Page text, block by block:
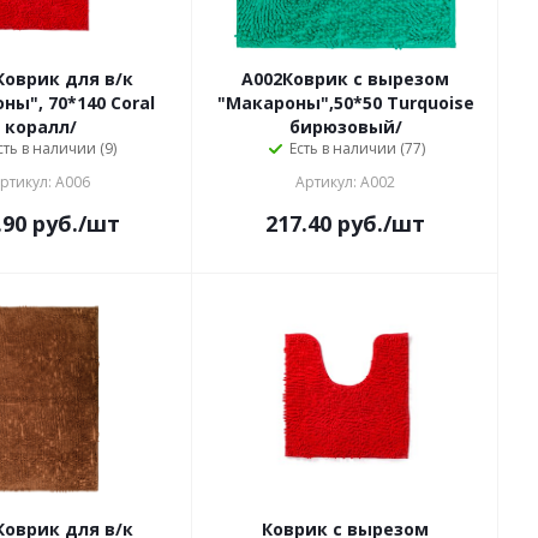
для в/к
70*140 Coral
коралл/
в наличии (9)
A006
руб./шт
A002Коврик с вырезом
"Макароны",50*50 Turquoise
бирюзовый/
Есть в наличии (77)
Артикул: A002
217.40 руб./шт
для в/к Коврик с вырезом